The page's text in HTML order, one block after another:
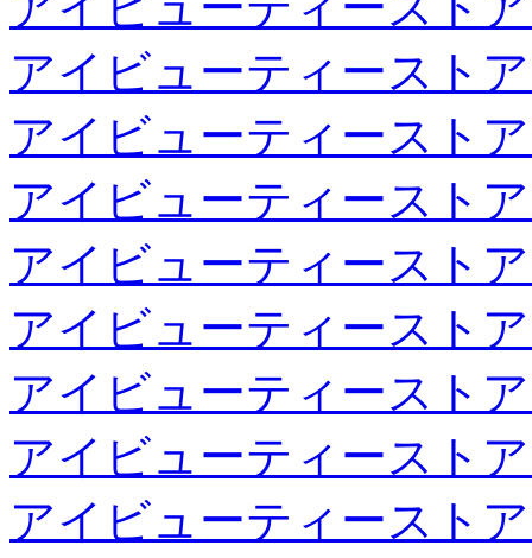
アイビューティースト
アイビューティースト
アイビューティースト
アイビューティースト
アイビューティースト
アイビューティースト
アイビューティースト
アイビューティースト